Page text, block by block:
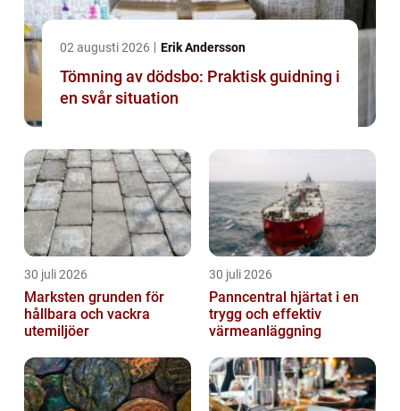
02 augusti 2026 Erik Andersson
Tömning av dödsbo: Praktisk guidning i
en svår situation
30 juli 2026
Marksten grunden för
hållbara och vackra
utemiljöer
30 juli 2026
Panncentral hjärtat i en
trygg och effektiv
värmeanläggning